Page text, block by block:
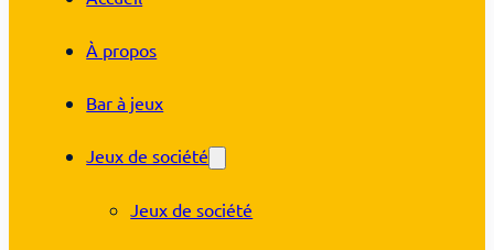
À propos
Bar à jeux
Jeux de société
Jeux de société